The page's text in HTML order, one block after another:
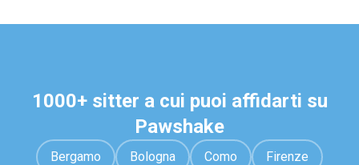
1000+ sitter a cui puoi affidarti su
Pawshake
Bergamo Bologna Como Firenze